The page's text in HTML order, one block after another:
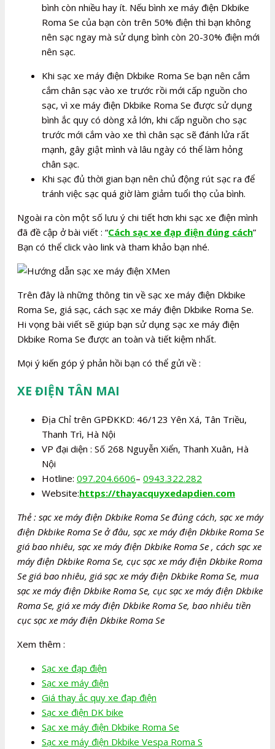
bình còn nhiều hay ít. Nếu bình xe máy điện Dkbike
Roma Se của bạn còn trên 50% điện thì bạn không
nên sạc ngay mà sử dụng bình còn 20-30% điện mới
nên sạc.
Khi sạc xe máy điện Dkbike Roma Se bạn nên cắm
cắm chân sạc vào xe trước rồi mới cấp nguồn cho
sạc, vì xe máy điện Dkbike Roma Se được sử dụng
bình ắc quy có dòng xả lớn, khi cấp nguồn cho sạc
trước mới cắm vào xe thì chân sạc sẽ đánh lửa rất
mạnh, gây giật mình và lâu ngày có thể làm hỏng
chân sạc.
Khi sạc đủ thời gian bạn nên chủ động rút sạc ra để
tránh việc sạc quá giờ làm giảm tuổi thọ của bình.
Ngoài ra còn một số lưu ý chi tiết hơn khi sạc xe điện mình
đã đề cập ở bài viết : “Cách sạc xe đạp điện đúng cách”
Bạn có thể click vào link và tham khảo bạn nhé.
Trên đây là những thông tin về sạc xe máy điện Dkbike
Roma Se, giá sạc, cách sạc xe máy điện Dkbike Roma Se.
Hi vọng bài viết sẽ giúp bạn sử dụng sạc xe máy điện
Dkbike Roma Se được an toàn và tiết kiệm nhất.
Mọi ý kiến góp ý phản hồi bạn có thể gửi về :
XE ĐIỆN TÂN MAI
Địa Chỉ trên GPĐKKD: 46/123 Yên Xá, Tân Triều,
Thanh Trì, Hà Nội
VP đại diện : Số 268 Nguyễn Xiển, Thanh Xuân, Hà
Nội
Hotline: 097.204.6606– 0943.322.282
Website:https://thayacquyxedapdien.com
Thẻ : sạc xe máy điện Dkbike Roma Se đúng cách, sạc xe máy
điện Dkbike Roma Se ở đâu, sạc xe máy điện Dkbike Roma Se
giá bao nhiêu, sạc xe máy điện Dkbike Roma Se , cách sạc xe
máy điện Dkbike Roma Se, cục sạc xe máy điện Dkbike Roma
Se giá bao nhiêu, giá sạc xe máy điện Dkbike Roma Se, mua
sạc xe máy điện Dkbike Roma Se, cục sạc xe máy điện Dkbike
Roma Se, giá xe máy điện Dkbike Roma Se, bao nhiêu tiền
cục sạc xe máy điện Dkbike Roma Se
Xem thêm :
Sạc xe đạp điện
Sạc xe máy điện
Giá thay ắc quy xe đạp điện
Sạc xe điện DK bike
Sạc xe máy điện Dkbike Roma Se
Sạc xe máy điện Dkbike Vespa Roma S